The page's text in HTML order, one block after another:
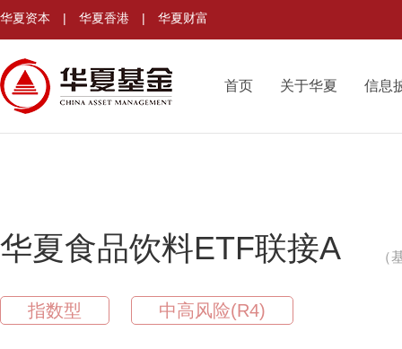
华夏资本 | 华夏香港 | 华夏财富
首页 关于华夏 信息
华夏食品饮料ETF联接A （
指数型 中高风险(R4)